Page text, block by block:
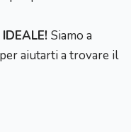
Siamo a
aiutarti a trovare il